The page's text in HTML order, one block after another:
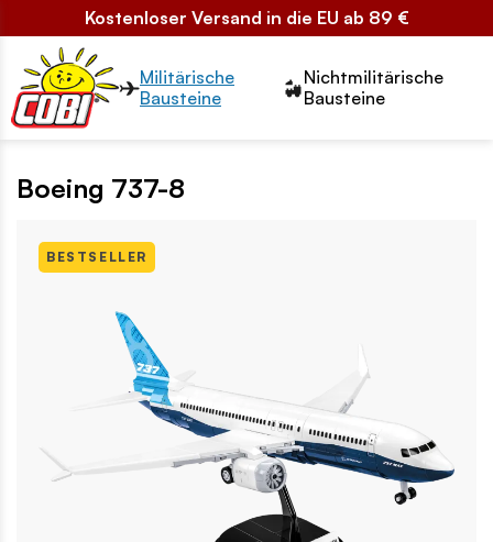
Kostenloser Versand in die EU ab 89 €
Przełącznik segmentów2
Militärische
Bausteine
Nichtmilitärische
Bausteine
Boeing 737-8
BESTSELLER